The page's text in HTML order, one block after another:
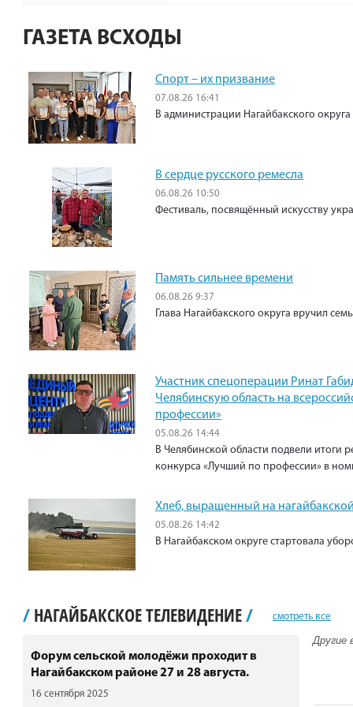
ГАЗЕТА ВСХОДЫ
Спорт – их призвание
07.08.26 16:41
В администрации Нагайбакского
В сердце русского ремесла
06.08.26 10:50
Фестиваль, посвящённый искусству
Память сильнее времени
06.08.26 9:37
Глава Нагайбакского округа вручил
Участник спецоперации Ринат
Челябинскую область на
профессии»
05.08.26 14:44
В Челябинской области подвели итоги
конкурса «Лучший по профессии» в
Хлеб, выращенный на
05.08.26 14:42
В Нагайбакском округе стартовала
/ НАГАЙБАКСКОЕ ТЕЛЕВИДЕНИЕ/ смотреть все
Форум сельской молодёжи проходит в
Нагайбакском районе 27 и 28 августа.
16 сентября 2025
Другие